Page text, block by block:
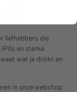
liefhebbers die
en sterke
wat je drinkt en
in onze webshop